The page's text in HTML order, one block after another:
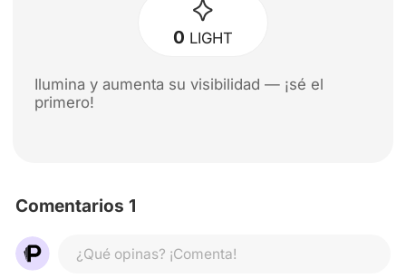
0 LIGHT
Ilumina y aumenta su visibilidad — ¡sé el
primero!
Comentarios 1
¿Qué opinas? ¡Comenta!